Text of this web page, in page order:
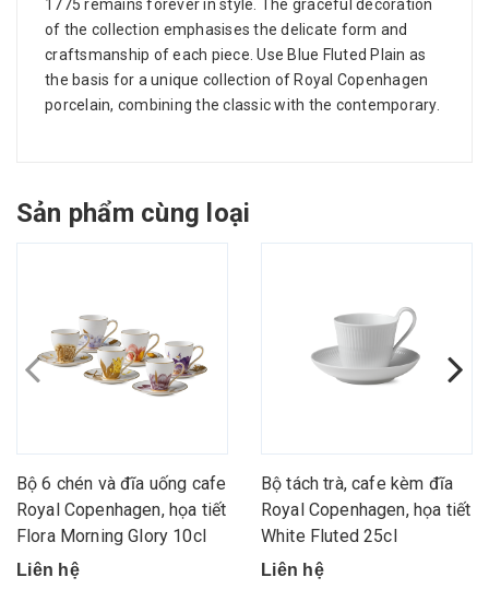
1775 remains forever in style. The graceful decoration
of the collection emphasises the delicate form and
craftsmanship of each piece. Use Blue Fluted Plain as
the basis for a unique collection of Royal Copenhagen
porcelain, combining the classic with the contemporary.
Sản phẩm cùng loại
Bộ 6 chén và đĩa uống cafe
Royal Copenhagen, họa tiết
Flora Morning Glory 10cl
Liên hệ
Bộ tách trà, cafe kèm đĩa
Royal Copenhagen, họa tiết
White Fluted 25cl
Liên hệ